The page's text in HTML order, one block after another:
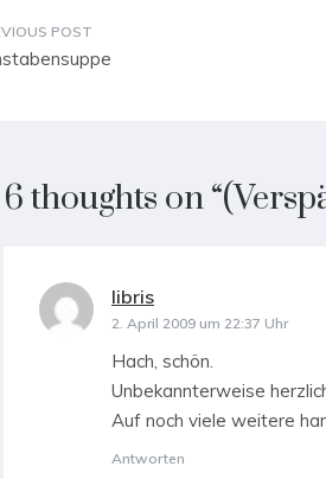
6 thoughts on “
libris
2. April 2009 um 22:37 Uhr
Hach, schön.
Unbekannterweise
Auf noch viele weitere
Antworten